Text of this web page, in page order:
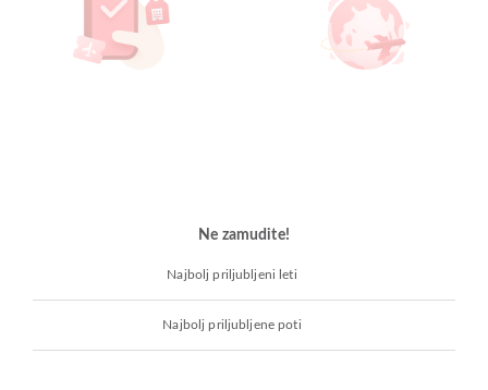
Ne zamudite!
Najbolj priljubljeni leti
Najbolj priljubljene poti